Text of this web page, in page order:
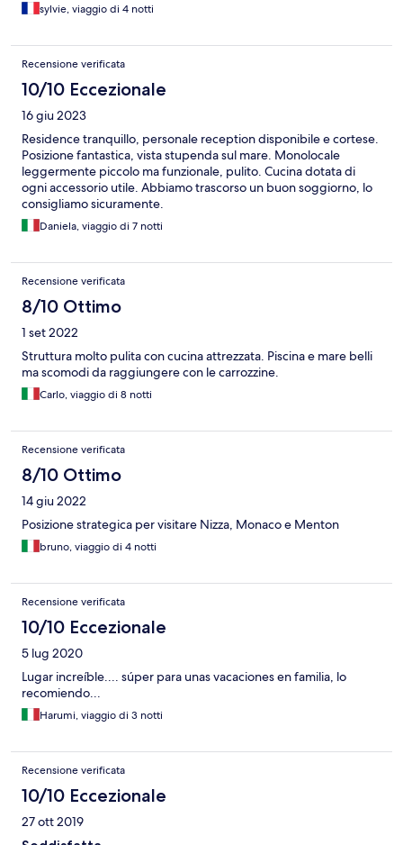
les meubles sont vraiment conçus pour accumuler la poussière...
vers la plage. Remarque essentielle : le parking (inclus dans le
tarif) est accessible par des ascenseurs de petite taille (le coupé
WW ok mais attention à la hauteur dans le parking car parfois
forcément le même que celui de votre appartement. Le
bâtiment "Amandiers dispose d'une sortie à l'étage supérieur,
direction gare et Monaco. Parapente : la navette ne fonctionne
pas chaque jour ; vols parfois impossibles TMA (si Open de
tennis par ex.).
sylvie, viaggio di 4 notti
Recensione verificata
10/10 Eccezionale
16 giu 2023
Residence tranquillo, personale reception disponibile e cortese.
Posizione fantastica, vista stupenda sul mare. Monolocale
leggermente piccolo ma funzionale, pulito. Cucina dotata di
ogni accessorio utile. Abbiamo trascorso un buon soggiorno, lo
consigliamo sicuramente.
Daniela, viaggio di 7 notti
Recensione verificata
8/10 Ottimo
1 set 2022
Struttura molto pulita con cucina attrezzata. Piscina e mare belli
ma scomodi da raggiungere con le carrozzine.
Carlo, viaggio di 8 notti
Recensione verificata
8/10 Ottimo
14 giu 2022
Posizione strategica per visitare Nizza, Monaco e Menton
bruno, viaggio di 4 notti
Recensione verificata
10/10 Eccezionale
5 lug 2020
Lugar increíble.... súper para unas vacaciones en familia, lo
recomiendo...
Harumi, viaggio di 3 notti
Recensione verificata
10/10 Eccezionale
27 ott 2019